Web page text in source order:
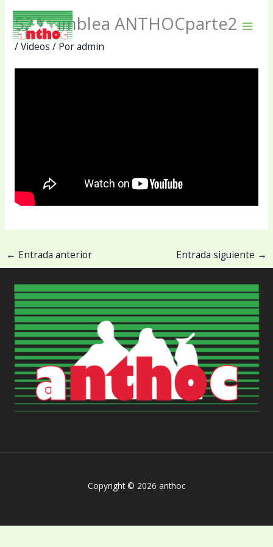
contenido
52Asamblea ANTHOCparte2
/Videos/ Poradmin
← Entrada anterior Entrada siguiente →
Copyright © 2026 anthoc